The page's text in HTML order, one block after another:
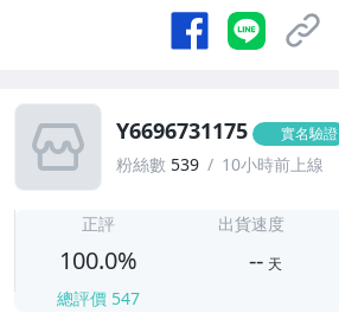
Y6696731175 實名驗證
粉絲數 539 10小時前上線
正評
100.0%
總評價 547
出貨速度
-- 天